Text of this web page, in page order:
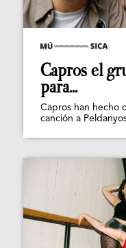
Capros el
para...
Capros han hecho
canción a